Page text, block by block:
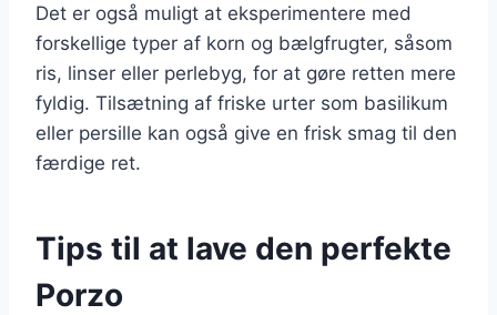
Det er også muligt at eksperimentere med
forskellige typer af korn og bælgfrugter, såsom
ris, linser eller perlebyg, for at gøre retten mere
fyldig. Tilsætning af friske urter som basilikum
eller persille kan også give en frisk smag til den
færdige ret.
Tips til at lave den perfekte
Porzo